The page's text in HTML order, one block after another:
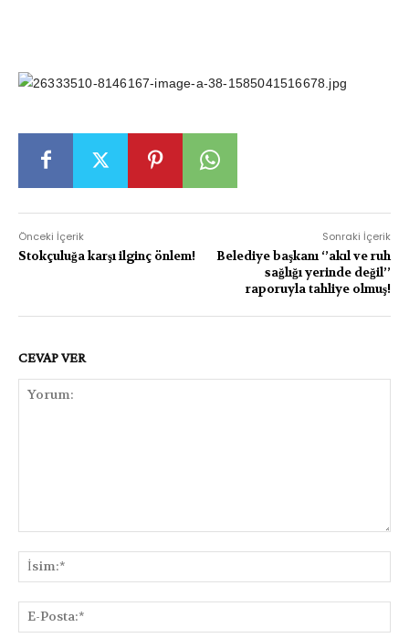
Önceki İçerik
Stokçuluğa karşı ilginç önlem!
Sonraki İçerik
Belediye başkanı ‘’akıl ve ruh
sağlığı yerinde değil’’
raporuyla tahliye olmuş!
CEVAP VER